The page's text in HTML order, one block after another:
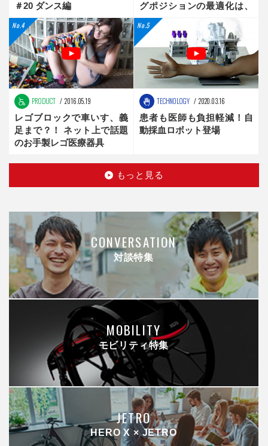
＃20 ダンス編
グポジションの最適化は、
新時代へ
PRODUCT 2016.05.19
レゴブロックで車いす、義
足まで？！ ネット上で話題
のお手製レゴ医療器具
TECHNOLOGY 2020.03.16
患者も医師も負担軽減！自
動採血ロボット登場
もっと見る
CONVERSATION
対談特集
MOBILITY
モビリティ特集
JETRO
HERO X × JETRO